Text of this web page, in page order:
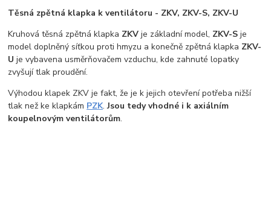
Těsná zpětná klapka k ventilátoru - ZKV, ZKV-S, ZKV-U
Kruhová těsná zpětná klapka ZKV je základní model, ZKV-S je
model doplněný síťkou proti hmyzu a konečně zpětná klapka ZKV-
U je vybavena usměrňovačem vzduchu, kde zahnuté lopatky
zvyšují tlak proudění.
Výhodou klapek ZKV je fakt, že je k jejich otevření potřeba nižší
tlak než ke klapkám PZK.Jsou tedy vhodné i k axiálním
koupelnovým ventilátorům.